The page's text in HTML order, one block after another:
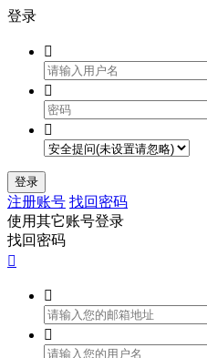
登录



登录
注册账号 找回密码
使用其它账号登录
找回密码


